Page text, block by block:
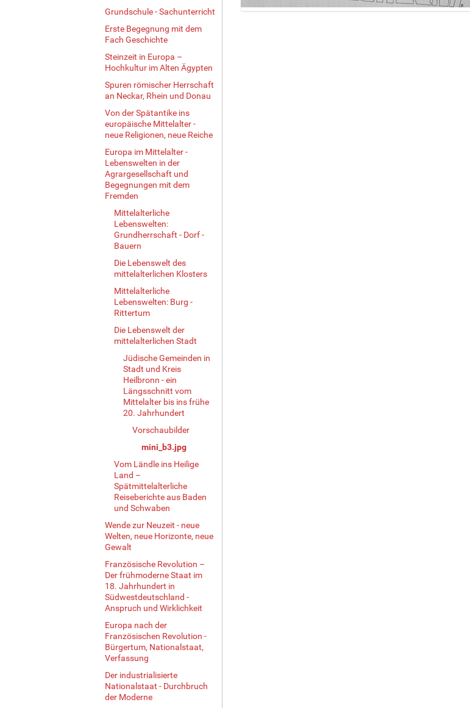
Grundschule - Sachunterricht
Erste Begegnung mit dem
Fach Geschichte
Steinzeit in Europa –
Hochkultur im Alten Ägypten
Spuren römischer Herrschaft
an Neckar, Rhein und Donau
Von der Spätantike ins
europäische Mittelalter -
neue Religionen, neue Reiche
Europa im Mittelalter -
Lebenswelten in der
Agrargesellschaft und
Begegnungen mit dem
Fremden
Mittelalterliche
Lebenswelten:
Grundherrschaft - Dorf -
Bauern
Die Lebenswelt des
mittelalterlichen Klosters
Mittelalterliche
Lebenswelten: Burg -
Rittertum
Die Lebenswelt der
mittelalterlichen Stadt
Jüdische Gemeinden in
Stadt und Kreis
Heilbronn - ein
Längsschnitt vom
Mittelalter bis ins frühe
20. Jahrhundert
Vorschaubilder
mini_b3.jpg
Vom Ländle ins Heilige
Land –
Spätmittelalterliche
Reiseberichte aus Baden
und Schwaben
Wende zur Neuzeit - neue
Welten, neue Horizonte, neue
Gewalt
Französische Revolution –
Der frühmoderne Staat im
18. Jahrhundert in
Südwestdeutschland -
Anspruch und Wirklichkeit
Europa nach der
Französischen Revolution -
Bürgertum, Nationalstaat,
Verfassung
Der industrialisierte
Nationalstaat - Durchbruch
der Moderne